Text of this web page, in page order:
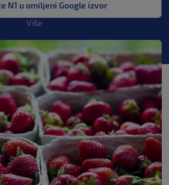
N1 u omiljeni Google izvor
Više